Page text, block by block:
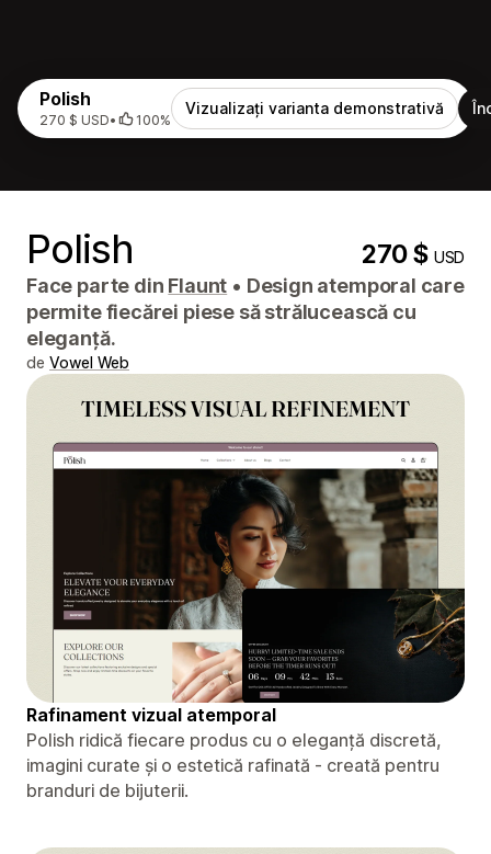
Polish
270 $ USD• 100%
Vizualizați varianta demonstrativă
Polish 270 $USD
Face parte din Flaunt • Design atemporal care
permite fiecărei piese să strălucească cu
eleganță.
de Vowel Web
Rafinament vizual atemporal
Polish ridică fiecare produs cu o eleganță discretă,
imagini curate și o estetică rafinată - creată pentru
branduri de bijuterii.